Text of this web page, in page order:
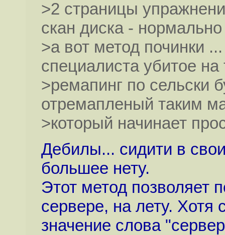
>2 страницы
скан диска - нормально
>а вот метод починки
специалиста убитое на
>ремапинг по сельски
отремапленый таким
>который начинает
Дебилы... сидити в
большее нету.
Этот метод позволяет
сервере, на лету.
значение слова